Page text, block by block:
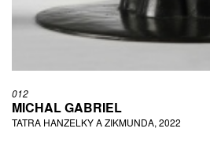
012
MICHAL GABRIEL
TATRA HANZELKY A ZIKMUNDA, 2022